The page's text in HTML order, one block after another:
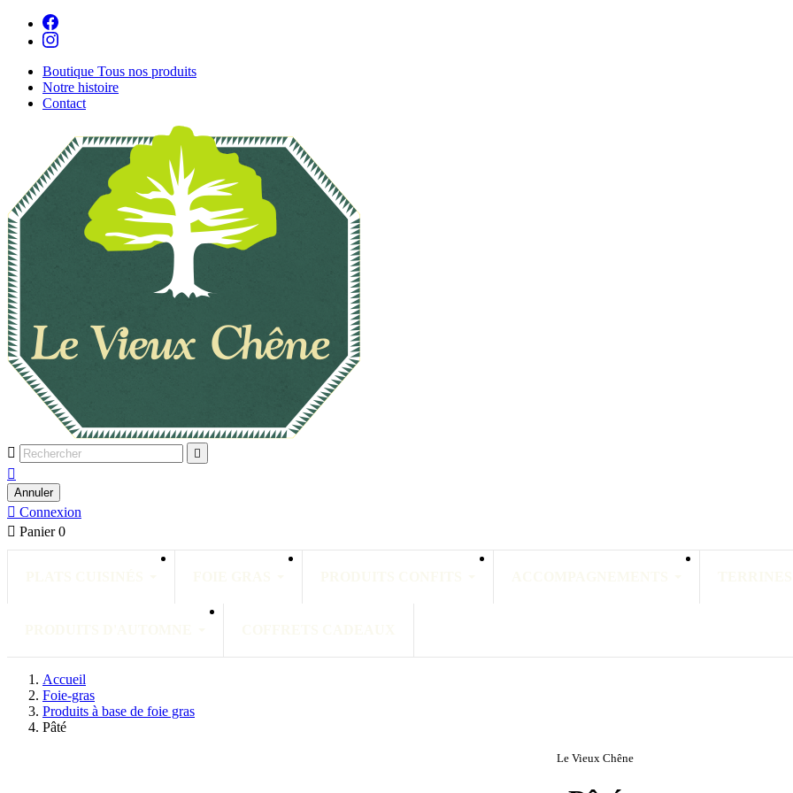
Boutique Tous nos produits
Notre histoire
Contact
 

Annuler
 Connexion
 Panier 0
Accueil
Foie-gras
Produits à base de foie gras
Pâté
Le Vieux Chêne